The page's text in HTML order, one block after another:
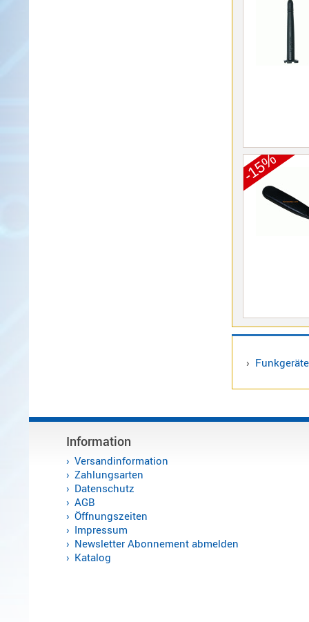
Sonstige
Zubehör
-15%
› Funkgeräte
Information
Versandinformation
Zahlungsarten
Datenschutz
AGB
Öffnungszeiten
Impressum
Newsletter Abonnement abmelden
Katalog